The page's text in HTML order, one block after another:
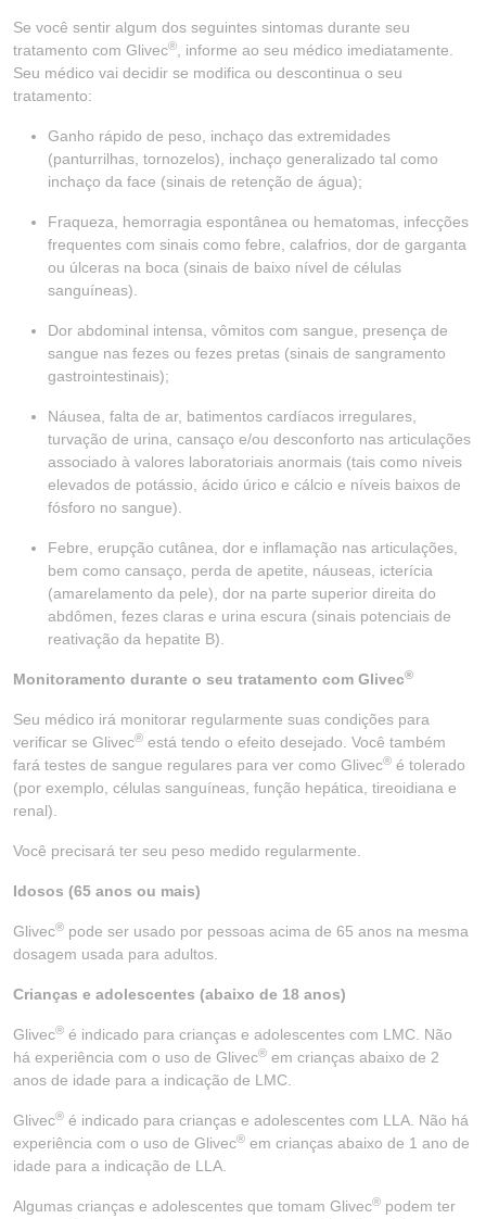
Se você sentir algum dos seguintes sintomas durante seu
tratamento com Glivec®
, informe ao seu médico imediatamente.
Seu médico vai decidir se modifica ou descontinua o seu
tratamento:
Ganho rápido de peso, inchaço das extremidades
(panturrilhas, tornozelos), inchaço generalizado tal como
inchaço da face (sinais de retenção de água);
Fraqueza, hemorragia espontânea ou hematomas, infecções
frequentes com sinais como febre, calafrios, dor de garganta
ou úlceras na boca (sinais de baixo nível de células
sanguíneas).
Dor abdominal intensa, vômitos com sangue, presença de
sangue nas fezes ou fezes pretas (sinais de sangramento
gastrointestinais);
Náusea, falta de ar, batimentos cardíacos irregulares,
turvação de urina, cansaço e/ou desconforto nas articulações
associado à valores laboratoriais anormais (tais como níveis
elevados de potássio, ácido úrico e cálcio e níveis baixos de
fósforo no sangue).
Febre, erupção cutânea, dor e inflamação nas articulações,
bem como cansaço, perda de apetite, náuseas, icterícia
(amarelamento da pele), dor na parte superior direita do
abdômen, fezes claras e urina escura (sinais potenciais de
reativação da hepatite B).
Monitoramento durante o seu tratamento com Glivec®
Seu médico irá monitorar regularmente suas condições para
verificar se Glivec® está tendo o efeito desejado. Você também
fará testes de sangue regulares para ver como Glivec® é tolerado
(por exemplo, células sanguíneas, função hepática, tireoidiana e
renal).
Você precisará ter seu peso medido regularmente.
Idosos (65 anos ou mais)
Glivec® pode ser usado por pessoas acima de 65 anos na mesma
dosagem usada para adultos.
Crianças e adolescentes (abaixo de 18 anos)
Glivec® é indicado para crianças e adolescentes com LMC. Não
há experiência com o uso de Glivec® em crianças abaixo de 2
anos de idade para a indicação de LMC.
Glivec® é indicado para crianças e adolescentes com LLA. Não há
experiência com o uso de Glivec® em crianças abaixo de 1 ano de
idade para a indicação de LLA.
Algumas crianças e adolescentes que tomam Glivec® podem ter